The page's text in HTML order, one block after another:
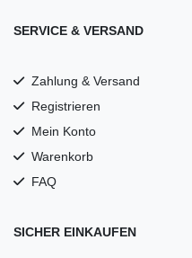
SERVICE & VERSAND
Zahlung & Versand
Registrieren
Mein Konto
Warenkorb
FAQ
SICHER EINKAUFEN